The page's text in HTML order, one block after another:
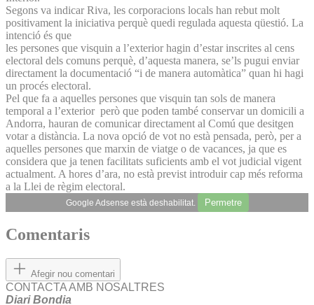
Segons va indicar Riva, les corporacions locals han rebut molt
positivament la iniciativa perquè quedi regulada aquesta qüestió. La
intenció és que
les persones que visquin a l’exterior hagin d’estar inscrites al cens
electoral dels comuns perquè, d’aquesta manera, se’ls pugui enviar
directament la documentació “i de manera automàtica” quan hi hagi
un procés electoral.
Pel que fa a aquelles persones que visquin tan sols de manera
temporal a l’exterior però que poden també conservar un domicili a
Andorra, hauran de comunicar directament al Comú que desitgen
votar a distància. La nova opció de vot no està pensada, però, per a
aquelles persones que marxin de viatge o de vacances, ja que es
considera que ja tenen facilitats suficients amb el vot judicial vigent
actualment. A hores d’ara, no està previst introduir cap més reforma
a la Llei de règim electoral.
Google Adsense està deshabilitat. Permetre
Comentaris
Afegir nou comentari
CONTACTA AMB NOSALTRES
Diari Bondia